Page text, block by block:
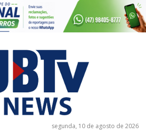
segunda, 10 de agosto de 2026